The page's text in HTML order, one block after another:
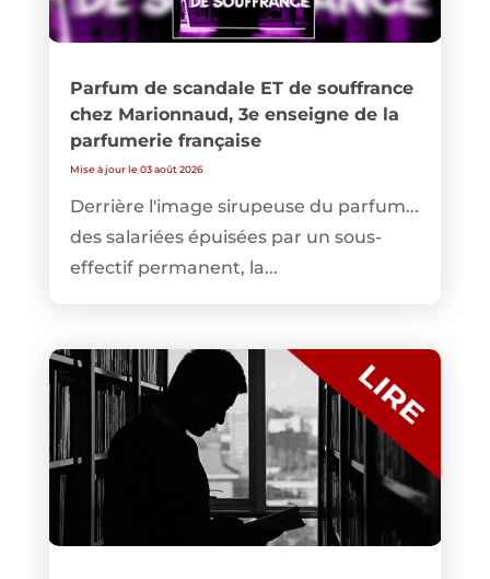
Parfum de scandale ET de souffrance
chez Marionnaud, 3e enseigne de la
parfumerie française
Mise à jour le 03 août 2026
Derrière l'image sirupeuse du parfum...
des salariées épuisées par un sous-
effectif permanent, la...